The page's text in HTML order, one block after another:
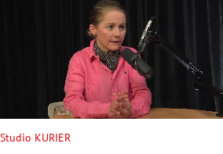
Studio KURIER